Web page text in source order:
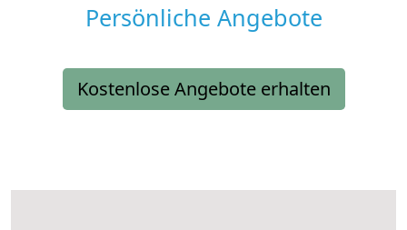
Persönliche Angebote
Kostenlose Angebote erhalten